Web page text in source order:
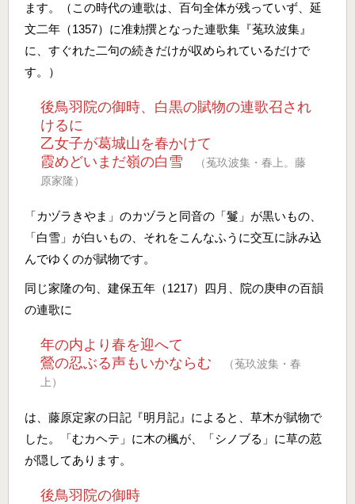
ます。（この時代の連歌は、百句全体が残っていず、延
文二年（1357）に准勅撰となった連歌集『菟玖波集』
に、すぐれた二句の続きだけが収められているだけで
す。）
後鳥羽院の御時、白黒の賦物の連歌召され
けるに
乙女子が葛城山を春かけて
霞めどいまだ嶺の白雪
（菟玖波集・春上。藤
原家隆）
「カヅラきやま」のカヅラと同音の「鬘」が黒いもの、
「白雪」が白いもの、それをこんなふうに交互に詠み込
んでゆくのが賦物です。
同じ家隆の句、建保五年（1217）四月、院の庚申の百韻
の連歌に
年の内より春を迎へて
鶯の忍ぶる声もいかならむ
（菟玖波集・春
上）
は、藤原定家の日記『明月記』によると、草木が賦物で
した。「むカヘテ」に木の楓が、「シノブる」に草の荵
が隠してあります。
後鳥羽院の御時